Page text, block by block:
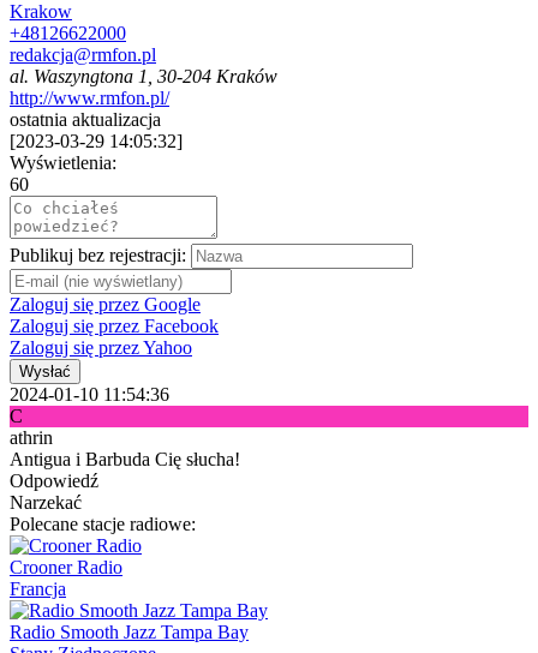
Krakow
+48126622000
redakcja@rmfon.pl
al. Waszyngtona 1, 30-204 Kraków
http://www.rmfon.pl/
ostatnia aktualizacja
[2023-03-29 14:05:32]
Wyświetlenia:
60
Publikuj bez rejestracji:
Zaloguj się przez Google
Zaloguj się przez Facebook
Zaloguj się przez Yahoo
Wysłać
2024-01-10 11:54:36
C
athrin
Antigua i Barbuda Cię słucha!
Odpowiedź
Narzekać
Polecane stacje radiowe:
Crooner Radio
Francja
Radio Smooth Jazz Tampa Bay